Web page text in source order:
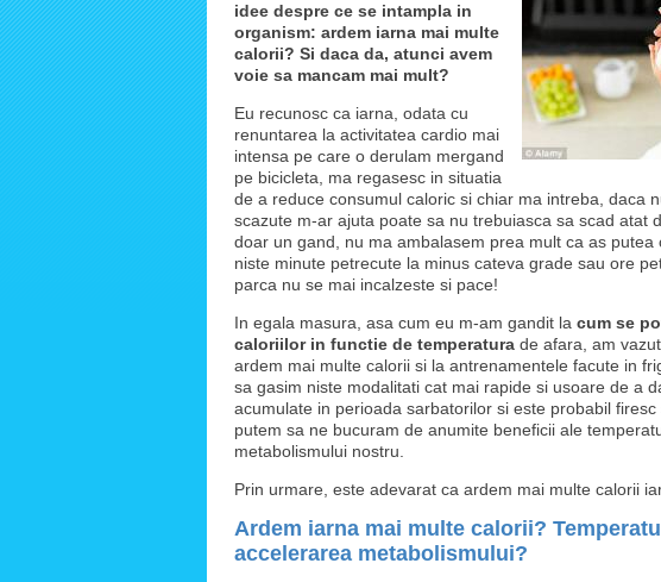
idee despre ce se intampla in
organism: ardem iarna mai multe
calorii? Si daca da, atunci avem
voie sa mancam mai mult?
Eu recunosc ca iarna, odata cu
renuntarea la activitatea cardio mai
intensa pe care o derulam mergand
pe bicicleta, ma regasesc in situatia
de a reduce consumul caloric si chiar ma intreba, daca
scazute m-ar ajuta poate sa nu trebuiasca sa scad atat
doar un gand, nu ma ambalasem prea mult ca as putea
niste minute petrecute la minus cateva grade sau ore
parca nu se mai incalzeste si pace!
In egala masura, asa cum eu m-am gandit la cum se
caloriilor in functie de temperatura de afara, am
ardem mai multe calorii si la antrenamentele facute in
sa gasim niste modalitati cat mai rapide si usoare de a
acumulate in perioada sarbatorilor si este probabil
putem sa ne bucuram de anumite beneficii ale
metabolismului nostru.
Prin urmare, este adevarat ca ardem mai multe calorii
Ardem iarna mai multe calorii?
accelerarea metabolismului?